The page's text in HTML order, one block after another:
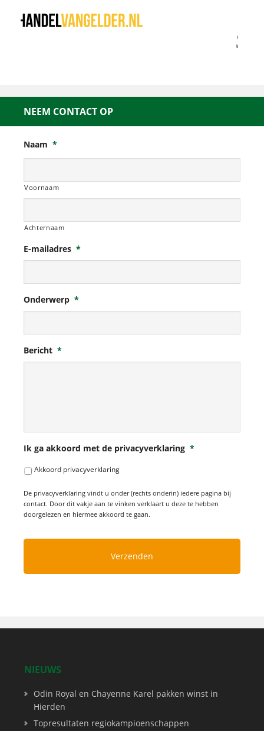
NEEM CONTACT OP
Naam *
Voornaam
Achternaam
E-mailadres *
Onderwerp *
Bericht *
Ik ga akkoord met de privacyverklaring *
Akkoord privacyverklaring
De privacyverklaring vindt u onder (rechts onderin) iedere pagina bij
contact. Door dit vakje aan te vinken verklaart u deze te hebben
doorgelezen en hiermee akkoord te gaan.
NIEUWS
Odin Royal en Chayenne Karel pakken winst in
Hierden
Topresultaten regiokampioenschappen